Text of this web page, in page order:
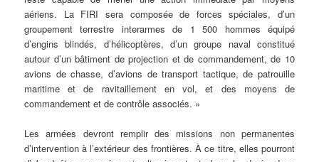
aériens. La FIRI sera composée de forces spéciales, d’un
groupement terrestre interarmes de 1 500 hommes équipé
d’engins blindés, d’hélicoptères, d’un groupe naval constitué
autour d’un bâtiment de projection et de commandement, de 10
avions de chasse, d’avions de transport tactique, de patrouille
maritime et de ravitaillement en vol, et des moyens de
commandement et de contrôle associés. »
Les armées devront remplir des missions non permanentes
d’intervention à l’extérieur des frontières. À ce titre, elles pourront